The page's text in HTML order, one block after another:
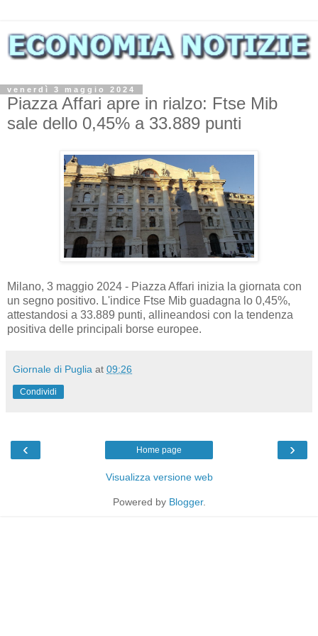
venerdì 3 maggio 2024
Piazza Affari apre in rialzo: Ftse Mib
sale dello 0,45% a 33.889 punti
Milano, 3 maggio 2024 - Piazza Affari inizia la giornata con
un segno positivo. L'indice Ftse Mib guadagna lo 0,45%,
attestandosi a 33.889 punti, allineandosi con la tendenza
positiva delle principali borse europee.
Giornale di Puglia at 09:26
Condividi
‹ ›
Home page
Visualizza versione web
Powered by Blogger.